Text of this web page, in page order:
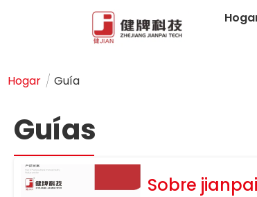
Hogar / Guía
Guías
Sobre jianpai